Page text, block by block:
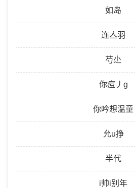
如岛
连亼羽
芍尐
你痘丿g
你吟想温童
允u挣
半代
i帅i别年